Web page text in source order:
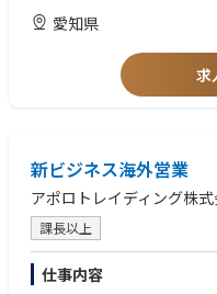
【組織構成】
企画部としては60名以上が在
ャリア入社者や若手メンバー
にとらわれず一人ひとりが能
考：30歳以下18人、35歳以
売価立案や原価企画を主たる
等とのやりとりを通じて、担
の雰囲気は非常に良く、仕事
れること、また新たな業務に
手厚く、仕事にとてもやりが
製品設計の経験を生かして
別製品の設計知見から業務推
かたを主体的に提案できる
自動車とも部品主役でシナリ
・製品設計を通してSQCや機
で、効率的かつ自動化も見据
【搭載製品】
新型LEXUS ESに豊田合成の内
https://www.toyoda-
・自動車部品メーカー
愛知県
求
新ビジネス海外営業
アポロトレイディング株
課長以上
仕事内容